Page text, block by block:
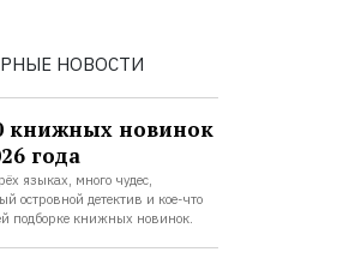
НОВОСТИ
книжных новинок
года
языках, много чудес,
островной детектив и кое-что
подборке книжных новинок.